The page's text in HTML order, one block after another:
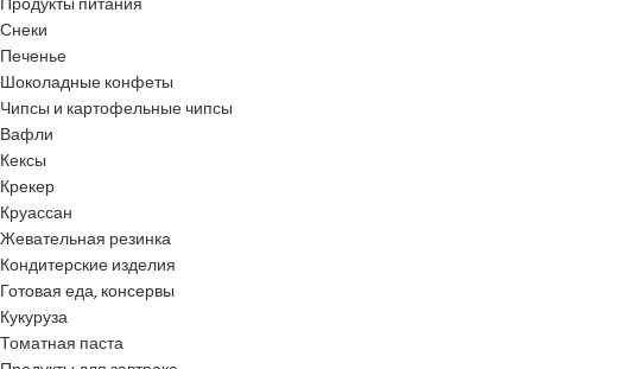
Снеки
Печенье
Шоколадные конфеты
Чипсы и картофельные чипсы
Вафли
Кексы
Крекер
Круассан
Жевательная резинка
Кондитерские изделия
Готовая еда, консервы
Кукуруза
Томатная паста